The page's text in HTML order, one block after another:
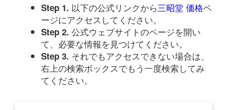
Step 1. 以下の公式リンクから三昭堂 価格ペ
ージにアクセスしてください。
Step 2. 公式ウェブサイトのページを開い
て、必要な情報を見つけてください。
Step 3. それでもアクセスできない場合は、
右上の検索ボックスでもう一度検索してみ
てください。